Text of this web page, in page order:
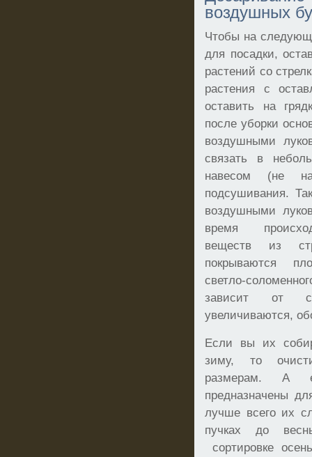
воздушных
Чтобы на
для посадки,
растений со
растения с
оставить на
после уборки
воздушными
связать в
навесом (не
подсушивания.
воздушными
время
веществ из
покрываются
светло-
зависит от
увеличиваются,
Если вы их
зиму, то
размерам. А
предназначены
лучше всего их
пучках до
сортировке